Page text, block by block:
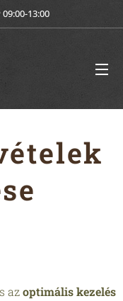
09:00-13:00
azoptimális kezelés